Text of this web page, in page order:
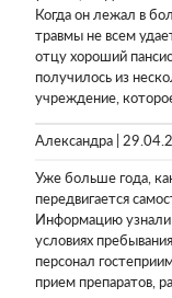
Когда он лежал в
травмы не всем
отцу хороший
получилось из
учреждение,
Александра |
Уже больше года,
передвигается
Информацию узнали
условиях
персонал
прием препаратов,